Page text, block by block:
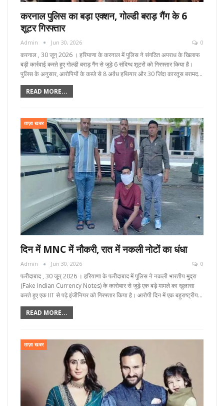
करनाल पुलिस का बड़ा एक्शन, गोल्डी बराड़ गैंग के 6
शूटर गिरफ्तार
Admin Jun 30, 2026 0
करनाल , 30 जून्‌ 2026 । हरियाणा के करनाल में पुलिस ने संगठित अपराध के खिलाफ
बड़ी कार्रवाई करते हुए गोल्डी बराड़ गैंग से जुड़े 6 संदिग्ध शूटरों को गिरफ्तार किया है।
पुलिस के अनुसार, आरोपियों के कब्जे से 8 अवैध हथियार और 30 जिंदा कारतूस बरामद…
READ MORE...
ताज़ा खबर
दिन में MNC में नौकरी, रात में नकली नोटों का धंधा
Admin Jun 30, 2026 0
फरीदाबाद , 30 जून्‌ 2026 । हरियाणा के फरीदाबाद में पुलिस ने नकली भारतीय मुद्रा
(Fake Indian Currency Notes) के कारोबार से जुड़े एक बड़े मामले का खुलासा
करते हुए एक IIT से पढ़े इंजीनियर को गिरफ्तार किया है। आरोपी दिन में एक बहुराष्ट्रीय…
READ MORE...
ताज़ा खबर